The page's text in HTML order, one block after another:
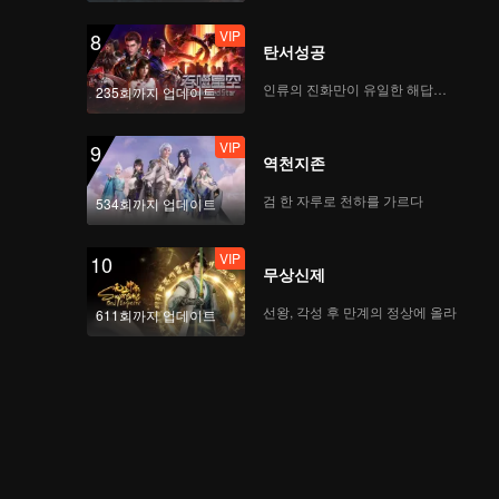
8
235회까지 업데이트
VIP
탄서성공
인류의 진화만이 유일한 해답이다
9
534회까지 업데이트
VIP
역천지존
검 한 자루로 천하를 가르다
10
611회까지 업데이트
VIP
무상신제
선왕, 각성 후 만계의 정상에 올라